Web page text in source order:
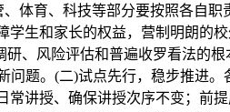
体育、科技等部分要按照各自
生和家长的权益，营制明朗的
、风险评估和普遍收罗看法的
题。(二)试点先行，稳步推进
讲授、确保讲授次序不变；前